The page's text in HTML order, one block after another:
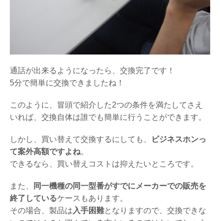
通話が出来るようになったら、交換完了です！
5分で簡単に交換できましたね！
このように、冒頭で紹介した2つの条件を満たしてさえ
いれば、交換自体は誰でも簡単に行うことができます。
しかし、買い替えて交換するにしても、
ビジネスホンっ
て案外高額ですよね。
できるなら、買い替えコストは抑えたいところです。
また、
同一機種の同一型番がすでにメーカーでの販売を
終了しているケースもあります。
その場合、製品は 入手困難となりますので、交換できな